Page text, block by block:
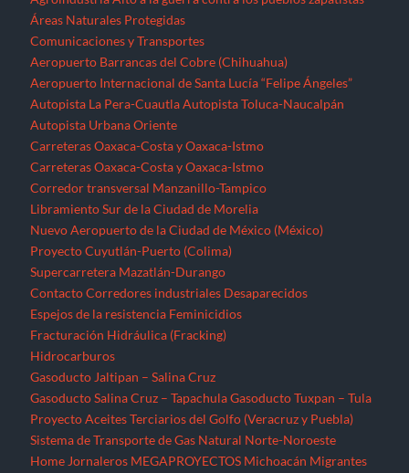
Áreas Naturales Protegidas
Comunicaciones y Transportes
Aeropuerto Barrancas del Cobre (Chihuahua)
Aeropuerto Internacional de Santa Lucía “Felipe Ángeles”
Autopista La Pera-Cuautla Autopista Toluca-Naucalpán
Autopista Urbana Oriente
Carreteras Oaxaca-Costa y Oaxaca-Istmo
Carreteras Oaxaca-Costa y Oaxaca-Istmo
Corredor transversal Manzanillo-Tampico
Libramiento Sur de la Ciudad de Morelia
Nuevo Aeropuerto de la Ciudad de México (México)
Proyecto Cuyutlán-Puerto (Colima)
Supercarretera Mazatlán-Durango
Contacto Corredores industriales Desaparecidos
Espejos de la resistencia Feminicidios
Fracturación Hidráulica (Fracking)
Hidrocarburos
Gasoducto Jaltipan – Salina Cruz
Gasoducto Salina Cruz – Tapachula Gasoducto Tuxpan – Tula
Proyecto Aceites Terciarios del Golfo (Veracruz y Puebla)
Sistema de Transporte de Gas Natural Norte-Noroeste
Home Jornaleros MEGAPROYECTOS Michoacán Migrantes